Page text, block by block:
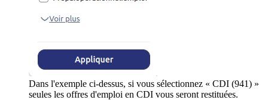
Dans l'exemple ci-dessus, si vous sélectionnez « CDI (941) »
seules les offres d'emploi en CDI vous seront restituées.